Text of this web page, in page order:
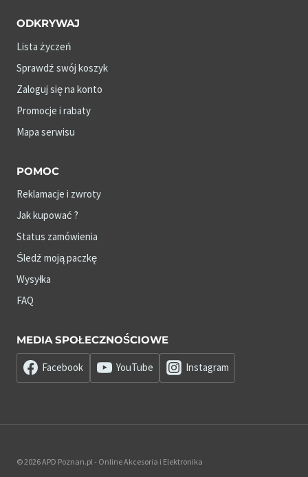
ODKRYWAJ
Lista życzeń
Sprawdź swój koszyk
Zaloguj się na konto
Promocje i rabaty
Mapa serwisu
POMOC
Reklamacje i zwroty
Jak kupować ?
Status zamówienia
Śledź moją paczkę
Wysyłka
FAQ
MEDIA SPOŁECZNOŚCIOWE
Facebook YouTube Instagram
© 2026 APD Poznan.pl - Online Akcesoria i Elektronika